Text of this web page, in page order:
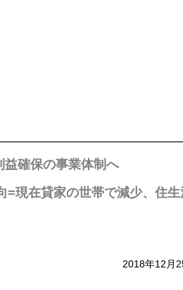
確保の事業体制へ
=現在貸家の世帯で減少、住
2018年12月